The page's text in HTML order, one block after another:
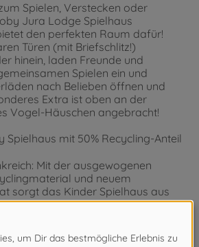
Spielen, Verstecken oder
Jura Lodge Spielhaus
den perfekten Raum dafür!
Türen (mit Briefschlitz!)
hinein, laden Freunde und
Spielen ein und
nach Belieben öffnen und
Extra ist oben an der
Vogel-Häuschen angebracht!
Spielhaus mit 50% Recycling-Anteil
Mit der ausgewogenen
und neuem
sorgt das Kinder Spielhaus aus
für die perfekte Balance
Durch das UV- und
Wetter und eignet sich perfekt